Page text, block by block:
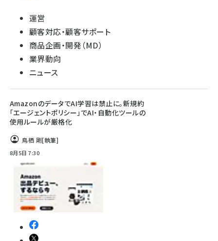
運営
顧客対応・顧客サポート
商品企画・開発（MD）
業界動向
ニュース
AmazonのデータでAI学習は禁止に。新規約
「エージェントポリシー」でAI・自動化ツールの
使用ルールが厳格化
鳥栖 剛[執筆]
8月5日 7:30